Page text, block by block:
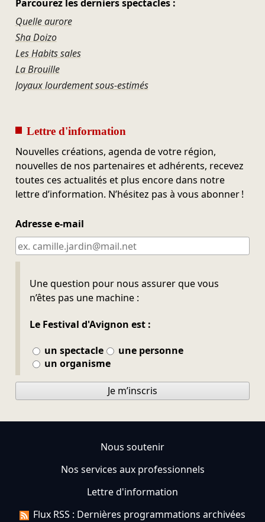
Parcourez les derniers spectacles :
Quelle aurore
Sha Doizo
Les Habits sales
La Brouille
Joyaux lourdement sous-estimés
Lettre d'information
Nouvelles créations, agenda de votre région,
nouvelles de nos partenaires et adhérents, recevez
toutes ces actualités et plus encore dans notre
lettre d’information. N’hésitez pas à vous abonner !
Adresse e-mail
Une question pour nous assurer que vous
n’êtes pas une machine :
Le Festival d'Avignon est :
un spectacle
une personne
un organisme
Ne pas remplir
Je m’inscris
Nous soutenir
Nos services aux professionnels
Lettre d'information
Flux RSS : Dernières programmations archivées